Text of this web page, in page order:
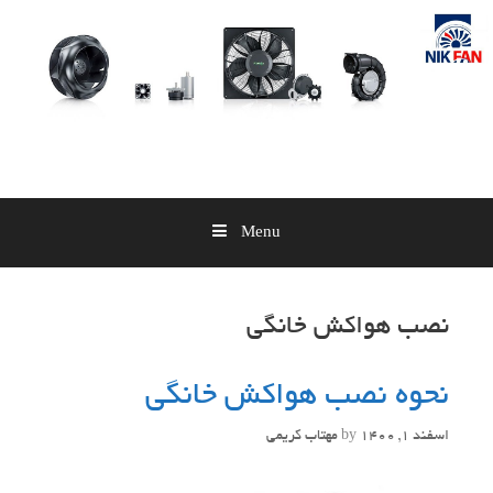
Skip
content
Menu
نصب هواکش خانگی
نحوه نصب هواکش خانگی
اسفند 1, 1400 by مهتاب کریمی